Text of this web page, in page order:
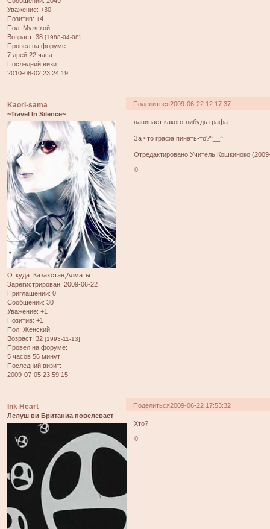
Уважение: +30
Позитив: +4
Пол: Мужской
Возраст: 38 [1988-04-08]
Провел на форуме:
7 дней 22 часа
Последний визит:
2010-08-02 23:24:19
Поделиться2009-06-22 12:17:37
Kaori-sama
~Travel In Silence~
Откуда: Казахстан,Алматы
Зарегистрирован: 2009-06-22
Приглашений: 0
Сообщений: 30
Уважение: +1
Позитив: +1
Пол: Женский
Возраст: 32 [1993-11-13]
Провел на форуме:
5 часов 56 минут
Последний визит:
2009-07-05 23:59:15
напинает какого-нибудь графа
За что графа пинать-то?^__^
Отредактировано Учитель Кошкиноко
0
Поделиться2009-06-22 17:53:32
Ink Heart
Лелуш ви Британиа повелевает
Хто?
0